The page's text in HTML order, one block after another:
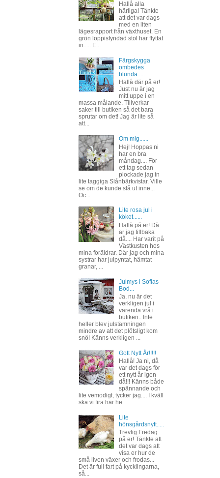
Hallå alla
härliga! Tänkte
att det var dags
med en liten
lägesrapport från växthuset. En
grön loppisfyndad stol har flyttat
in..... E...
Färgskygga
ombedes
blunda.....
Hallå där på er!
Just nu är jag
mitt uppe i en
massa målande. Tillverkar
saker till butiken så det bara
sprutar om det! Jag är lite så
att...
Om mig......
Hej! Hoppas ni
har en bra
måndag.... För
ett tag sedan
plockade jag in
lite taggiga Slånbärkvistar. Ville
se om de kunde slå ut inne...
Oc...
Lite rosa jul i
köket......
Hallå på er! Då
är jag tillbaka
då.... Har varit på
Västkusten hos
mina föräldrar. Där jag och mina
systrar har julpyntat, hämtat
granar, ...
Julmys i Sofias
Bod...
Ja, nu är det
verkligen jul i
varenda vrå i
butiken.. Inte
heller blev julstämningen
mindre av att det plötsligt kom
snö! Känns verkligen ...
Gott Nytt År!!!!!
Hallå! Ja ni, då
var det dags för
ett nytt år igen
då!!! Känns både
spännande och
lite vemodigt, tycker jag.... I kväll
ska vi fira här he...
Lite
hönsgårdsnytt.....
Trevlig Fredag
på er! Tänkte att
det var dags att
visa er hur de
små liven växer och frodas...
Det är full fart på kycklingarna,
så...